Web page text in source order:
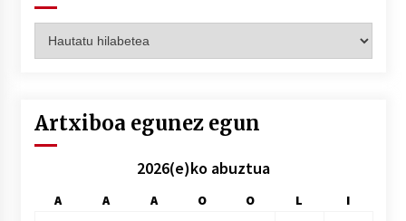
hilez
Artxiboa egunez egun
2026(e)ko abuztua
A A A O O L
I